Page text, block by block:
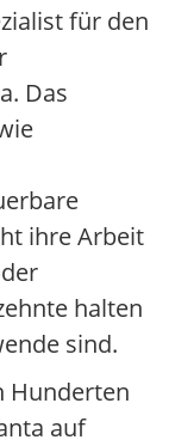
für den
Das
ihre Arbeit
halten
sind.
Hunderten
auf